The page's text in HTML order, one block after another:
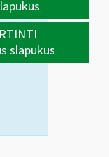
slapukus